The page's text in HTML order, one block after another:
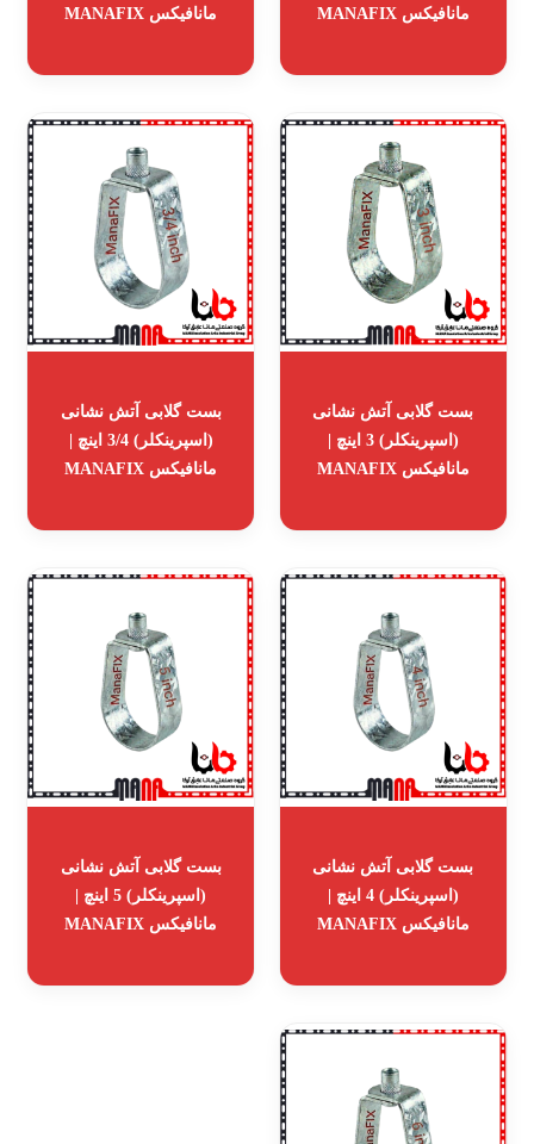
مانافیکس MANAFIX
مانافیکس MANAFIX
بست گلابی آتش نشانی
(اسپرینکلر) 3 اینچ |
مانافیکس MANAFIX
بست گلابی آتش نشانی
(اسپرینکلر) 3/4 اینچ |
مانافیکس MANAFIX
بست گلابی آتش نشانی
(اسپرینکلر) 4 اینچ |
مانافیکس MANAFIX
بست گلابی آتش نشانی
(اسپرینکلر) 5 اینچ |
مانافیکس MANAFIX